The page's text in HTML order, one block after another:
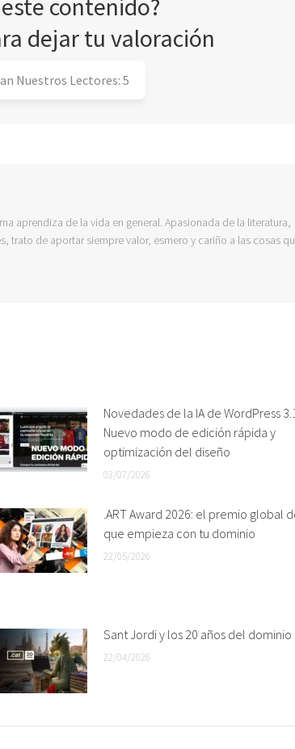
contenido?
dejar tu valoración
Nuestros Lectores: 5
aprendiza de la vida en general. Apasionada de la literatura,
trato de aportar siempre valor, esmero y cariño a las cosas
Novedades de la IA de WordPress
Nuevo modo de edición rápida y
optimización del diseño
03/07/2026
.ART Award 2026: el premio global
que empieza con tu dominio
22/05/2026
Sant Jordi y los 20 años del dominio
22/04/2026